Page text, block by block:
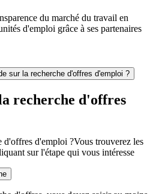
du marché du travail en
d'emploi grâce à ses partenaires
sur la recherche d'offres d'emploi ?
recherche d'offres
d'offres d'emploi ?Vous trouverez les
sur l'étape qui vous intéresse